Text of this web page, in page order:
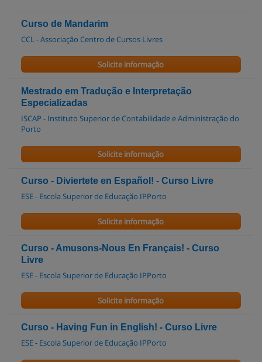
Curso de Mandarim
CCL - Associação Centro de Cursos Livres
Solicite informação
Mestrado em Tradução e Interpretação
Especializadas
ISCAP - Instituto Superior de Contabilidade e Administração do
Porto
Solicite informação
Curso - Diviertete en Español! - Curso Livre
ESE - Escola Superior de Educação IPPorto
Solicite informação
Curso - Amusons-Nous En Français! - Curso
Livre
ESE - Escola Superior de Educação IPPorto
Solicite informação
Curso - Having Fun in English! - Curso Livre
ESE - Escola Superior de Educação IPPorto